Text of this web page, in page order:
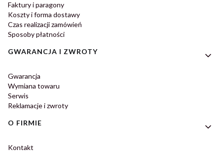
Faktury i paragony
Koszty i forma dostawy
Czas realizacji zamówień
Sposoby płatności
GWARANCJA I ZWROTY
Gwarancja
Wymiana towaru
Serwis
Reklamacje i zwroty
O FIRMIE
Kontakt